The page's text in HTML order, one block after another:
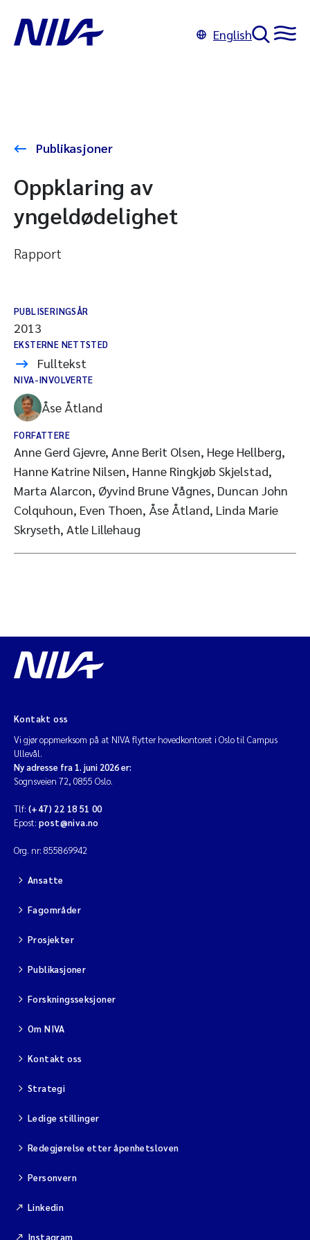
English
Publikasjoner
Oppklaring av
yngeldødelighet
Rapport
PUBLISERINGSÅR
2013
EKSTERNE NETTSTED
Fulltekst
NIVA-INVOLVERTE
Åse Åtland
FORFATTERE
Anne Gerd Gjevre, Anne Berit Olsen, Hege Hellberg,
Hanne Katrine Nilsen, Hanne Ringkjøb Skjelstad,
Marta Alarcon, Øyvind Brune Vågnes, Duncan John
Colquhoun, Even Thoen, Åse Åtland, Linda Marie
Skryseth, Atle Lillehaug
Kontakt oss
Vi gjør oppmerksom på at NIVA flytter hovedkontoret i Oslo til Campus
Ullevål.
Ny adresse fra 1. juni 2026 er:
Sognsveien 72, 0855 Oslo.
Tlf: (+47) 22 18 51 00
Epost: post@niva.no
Org. nr: 855869942
Ansatte
Fagområder
Prosjekter
Publikasjoner
Forskningsseksjoner
Om NIVA
Kontakt oss
Strategi
Ledige stillinger
Redegjørelse etter åpenhetsloven
Personvern
Linkedin
Instagram